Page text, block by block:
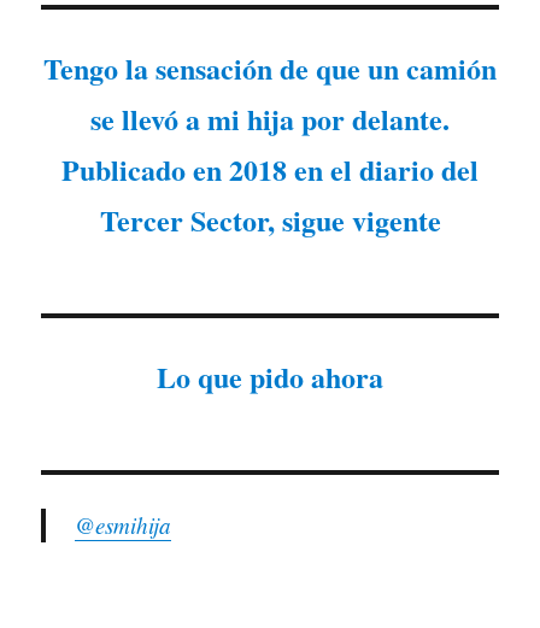
Tengo la sensación de que un camión
se llevó a mi hija por delante.
Publicado en 2018 en el diario del
Tercer Sector, sigue vigente
Lo que pido ahora
@esmihija